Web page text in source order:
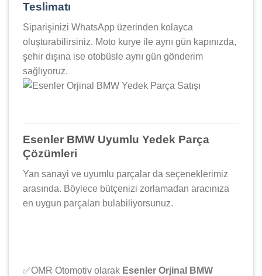
Teslimatı
Siparişinizi WhatsApp üzerinden kolayca
oluşturabilirsiniz. Moto kurye ile aynı gün kapınızda,
şehir dışına ise otobüsle aynı gün gönderim
sağlıyoruz.
Esenler BMW Uyumlu Yedek Parça
Çözümleri
Yan sanayi ve uyumlu parçalar da seçeneklerimiz
arasında. Böylece bütçenizi zorlamadan aracınıza
en uygun parçaları bulabiliyorsunuz.
✅OMR Otomotiv olarak Esenler Orjinal BMW